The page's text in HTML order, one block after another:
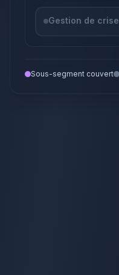
Gestion de crise
Sous-segment couvert